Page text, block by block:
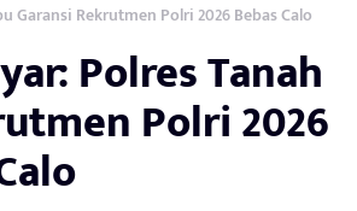
Garansi Rekrutmen Polri 2026 Bebas Calo
Polres Tanah
Polri 2026